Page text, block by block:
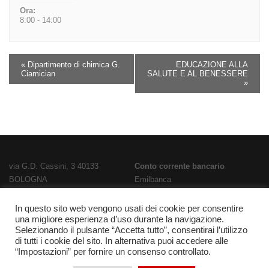
Ora:
8:00 - 14:00
« Dipartimento di chimica G.
Ciamician
EDUCAZIONE ALLA
SALUTE E AL BENESSERE
»
via G.D. Cassini, 3 40133
BOLOGNA
E-Mail:bois02300g@istruzione.it
PEC: bois02300g@pec.istruzione.it
Codice meccanografico
BOIS02300G
Codice fiscale 91337340375
Conto corrente bancario
Emilbanca
IT28T0707236670000000186800
Codice FatturazioneUFPL93
Codice IPAistsc_bois02300g
In questo sito web vengono usati dei cookie per consentire
una migliore esperienza d’uso durante la navigazione.
Selezionando il pulsante “Accetta tutto”, consentirai l’utilizzo
di tutti i cookie del sito. In alternativa puoi accedere alle
“Impostazioni” per fornire un consenso controllato.